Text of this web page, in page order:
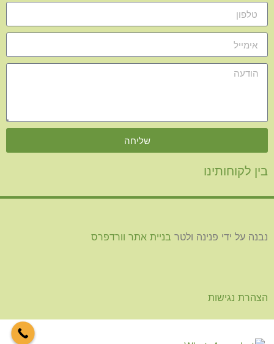
שליחה
בין לקוחותינו
נבנה על ידי פנינה ולטר בניית אתר וורדפרס
הצהרת נגישות